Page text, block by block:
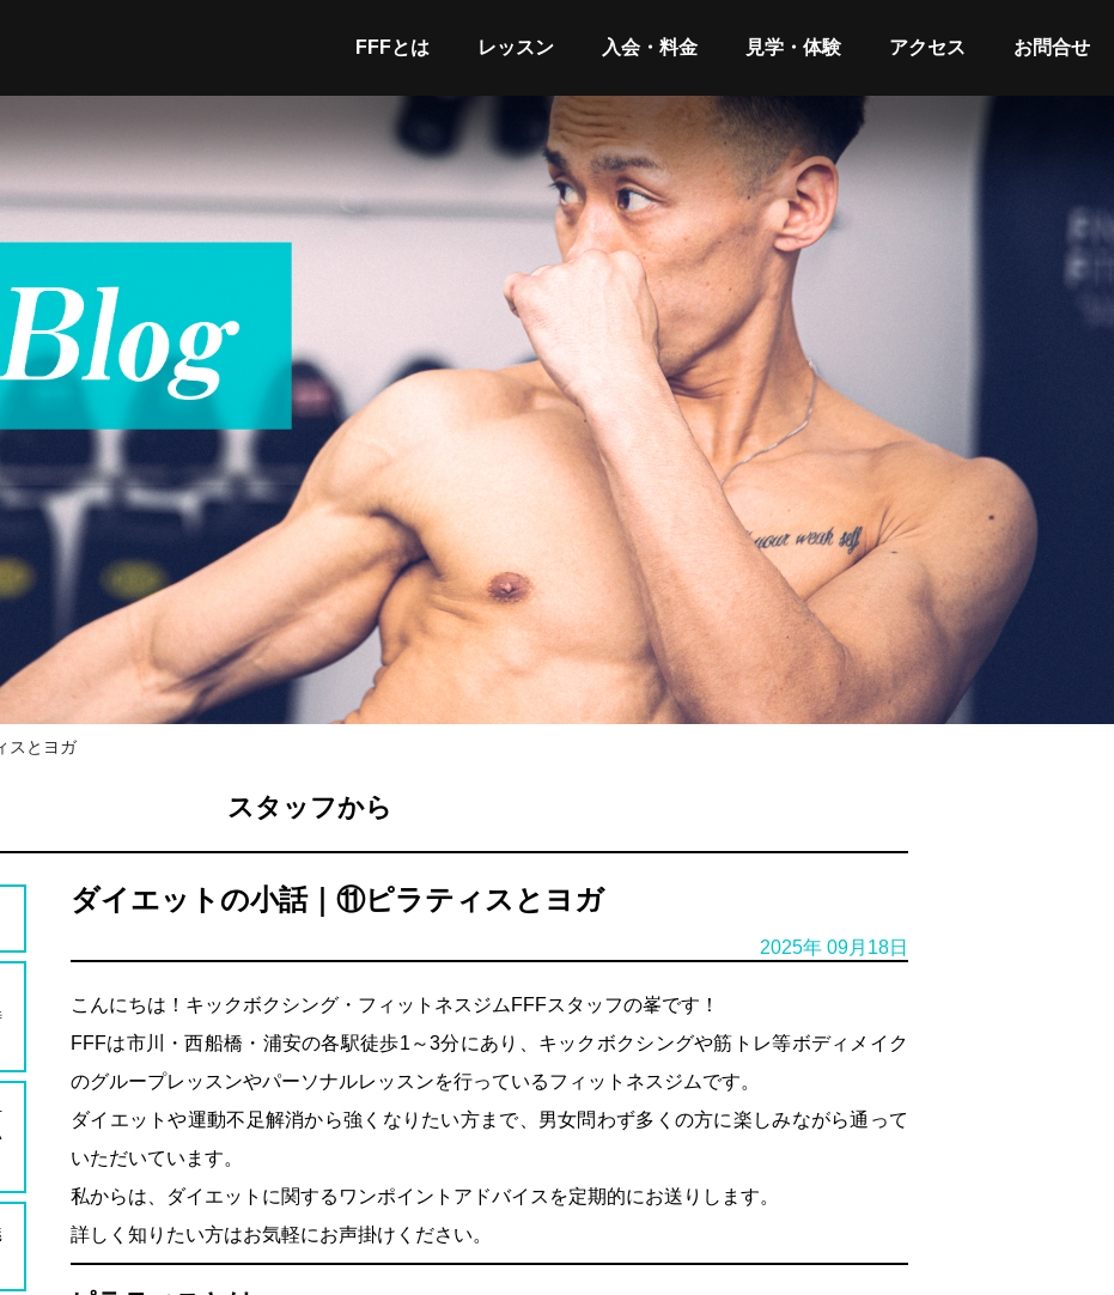
FFFとは レッスン 入会・料金 見学・体験 アクセス お問合せ
スとヨガ
スタッフから
ダイエットの小話｜⑪ピラティスとヨガ
2025年 09月18日
こんにちは！キックボクシング・フィットネスジムFFFスタッフの峯です！
FFFは市川・西船橋・浦安の各駅徒歩1～3分にあり、キックボクシングや筋トレ等ボディメイク
のグループレッスンやパーソナルレッスンを行っているフィットネスジムです。
ダイエットや運動不足解消から強くなりたい方まで、男女問わず多くの方に楽しみながら通って
いただいています。
私からは、ダイエットに関するワンポイントアドバイスを定期的にお送りします。
詳しく知りたい方はお気軽にお声掛けください。